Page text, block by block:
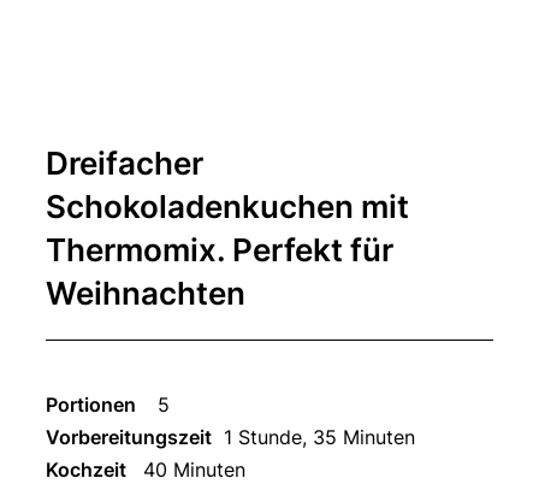
Dreifacher
Schokoladenkuchen mit
Thermomix. Perfekt für
Weihnachten
Portionen
5
Vorbereitungszeit 1 Stunde, 35 Minuten
Kochzeit
40 Minuten